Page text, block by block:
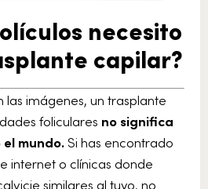
necesito
capilar?
imágenes, un trasplante
foliculares no significa
mundo. Si has encontrado
internet o clínicas donde
similares al tuyo, no